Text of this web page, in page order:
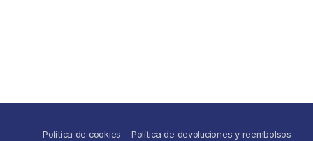
Política de cookies
Política de devoluciones y reembolsos